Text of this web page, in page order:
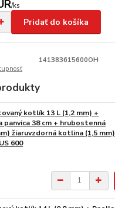
/ks
Pridať do košíka
141383615600OH
kotlík 13 L (1,2 mm) +
panvica 38 cm + hrubostenná
žiaruvzdorná kotlina (1,5 mm)
600